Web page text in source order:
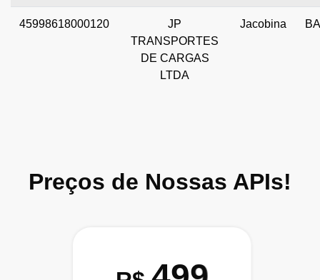
45998618000120
JP
TRANSPORTES
DE CARGAS
LTDA
Jacobina BA
Preços de Nossas APIs!